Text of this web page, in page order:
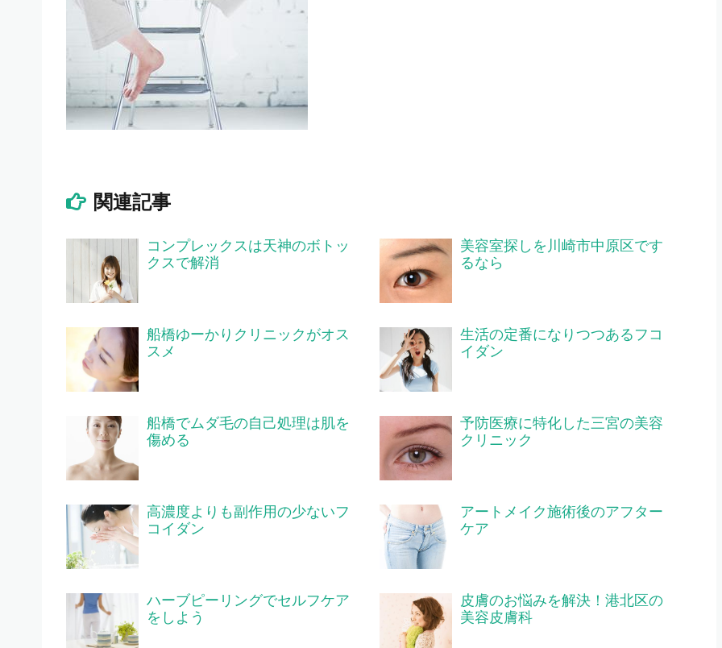
関連記事
コンプレックスは天神のボトッ
クスで解消
美容室探しを川崎市中原区です
るなら
船橋ゆーかりクリニックがオス
スメ
生活の定番になりつつあるフコ
イダン
船橋でムダ毛の自己処理は肌を
傷める
予防医療に特化した三宮の美容
クリニック
高濃度よりも副作用の少ないフ
コイダン
アートメイク施術後のアフター
ケア
ハーブピーリングでセルフケア
をしよう
皮膚のお悩みを解決！港北区の
美容皮膚科